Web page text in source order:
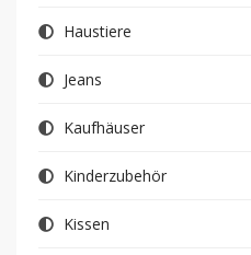
Haustiere
Jeans
Kaufhäuser
Kinderzubehör
Kissen